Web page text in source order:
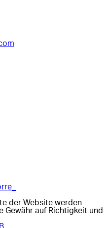
der Website werden
auf Richtigkeit und